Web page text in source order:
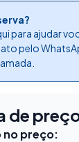
para ajudar
pelo
de
no preço: